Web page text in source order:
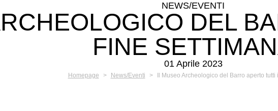
NEWS/EVENTI
DEL
FINE
01 Aprile 2023
Homepage > News/Eventi > Il Museo Archeologico del Barro aperto